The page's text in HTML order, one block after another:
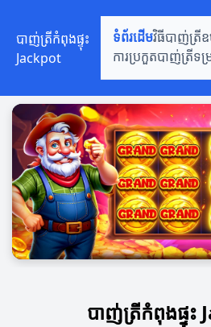
បាញ់ត្រីកំពុងផ្ទុះ
Jackpot
ទំព័រដើមវិធីបាញ់ត្រី
ការប្រកួតបាញ់ត្រីទម្
បាញ់ត្រីកំពុងផ្ទុះ